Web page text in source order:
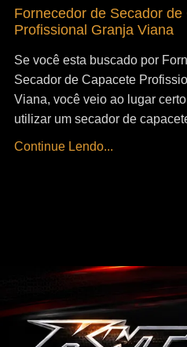
Fornecedor de Secador de
Profissional Granja Viana
Se você esta buscado por
Secador de Capacete
Viana, você veio ao lugar
utilizar um secador de
Continue Lendo...